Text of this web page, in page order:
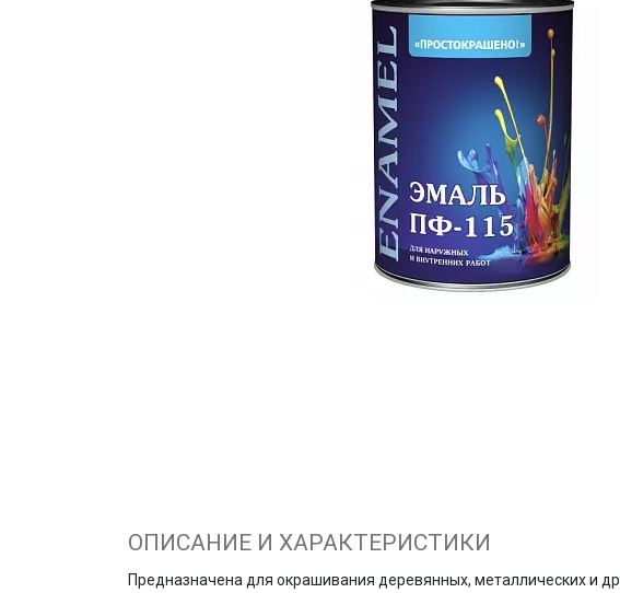
ОПИСАНИЕ И ХАРАКТЕРИСТИКИ
Предназначена для окрашивания деревянных, металлических и
на части
График
Сегодня
25%